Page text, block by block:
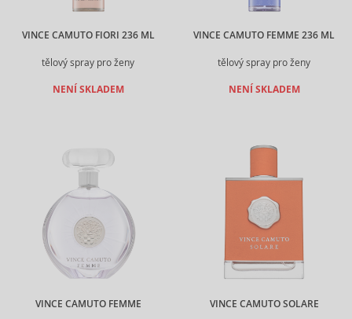
VINCE CAMUTO FIORI 236 ML
tělový spray pro ženy
NENÍ SKLADEM
VINCE CAMUTO FEMME 236 ML
tělový spray pro ženy
NENÍ SKLADEM
VINCE CAMUTO FEMME VINCE CAMUTO SOLARE